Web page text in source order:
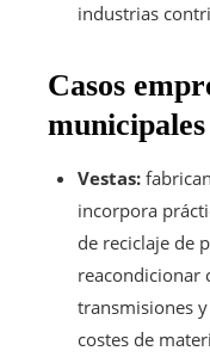
industrias
Casos
Vestas:
incorpora
de reciclaje de
reacondicionar
transmisiones
costes de